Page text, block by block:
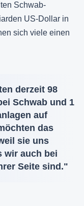
Schwab-
US-Dollar in
sich viele einen
derzeit 98
Schwab und 1
auf
das
sie uns
wir auch bei
Seite sind."